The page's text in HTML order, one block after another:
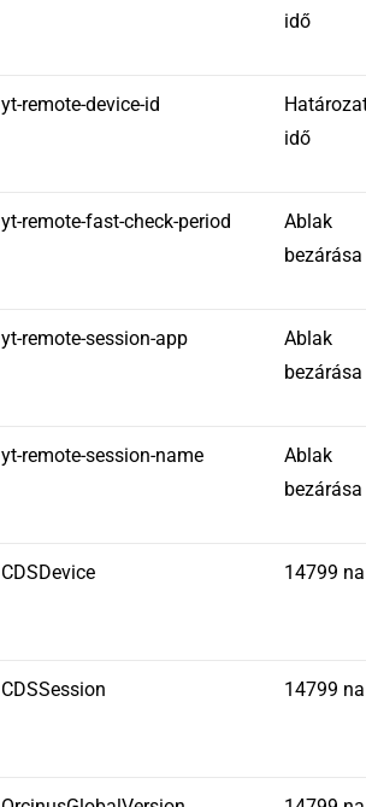
idő
yt-remote-device-id
idő
yt-remote-fast-check-period
Ablak
bezárása
yt-remote-session-app
Ablak
bezárása
yt-remote-session-name
Ablak
bezárása
CDSDevice 14799
CDSSession 14799